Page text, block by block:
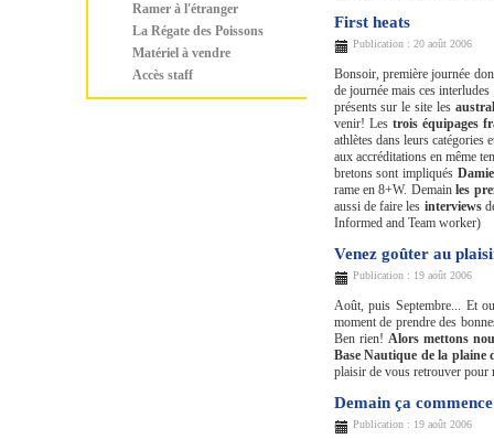
First heats
Publication : 20 août 2006
Bonsoir, première journée
de journée mais ces
présents sur le site les
venir! Les trois équipages
athlètes dans leurs catégories
aux accréditations en même
bretons sont impliqués
rame en 8+W. Demainles
aussi de faire les interviews
Informed and Team worker)
Venez goûter au
Publication : 19 août 2006
Août, puis Septembre... Et
moment de prendre des
Ben rien! Alors mettons
Base Nautique de la plaine
plaisir de vous retrouver pour
Demain ça
Publication : 19 août 2006
Ramer à l'étranger
La Régate des Poissons
Matériel à vendre
Accès staff